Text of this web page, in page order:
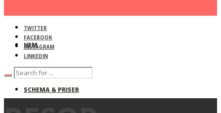
HEM
SCHEMA & PRISER
TWITTER
FACEBOOK
INSTAGRAM
LINKEDIN